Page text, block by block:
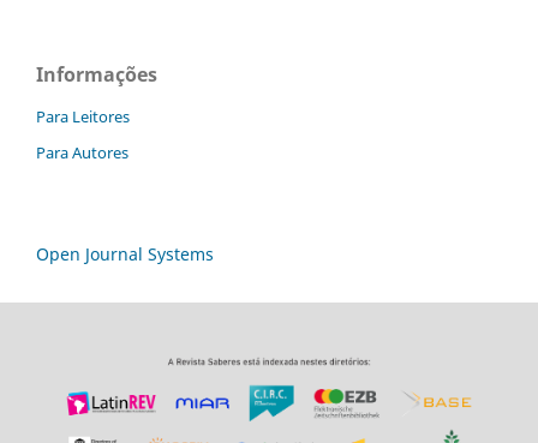
Informações
Para Leitores
Para Autores
Open Journal Systems